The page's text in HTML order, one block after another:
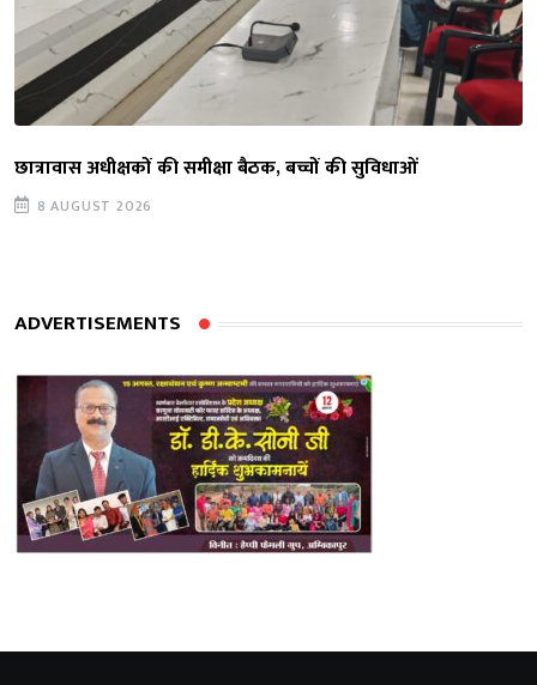
छात्रावास अधीक्षकों की समीक्षा बैठक, बच्चों की सुविधाओं
8 AUGUST 2026
ADVERTISEMENTS